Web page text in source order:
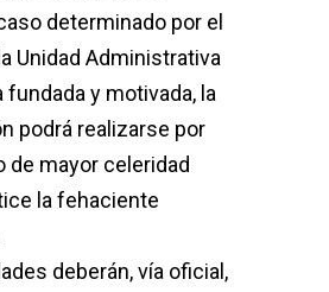
determinado por el
Unidad Administrativa
fundada y motivada, la
podrá realizarse por
de mayor celeridad
la fehaciente
deberán, vía oficial,